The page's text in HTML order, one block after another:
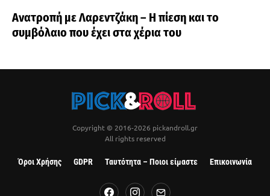
Ανατροπή με Λαρεντζάκη – Η πίεση και το
συμβόλαιο που έχει στα χέρια του
Copyright © 2016-2026 pickandroll.gr
All rights reserved
Όροι Χρήσης GDPR Ταυτότητα – Ποιοι είμαστε Επικοινωνία